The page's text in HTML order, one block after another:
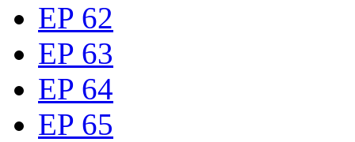
EP 62
EP 63
EP 64
EP 65